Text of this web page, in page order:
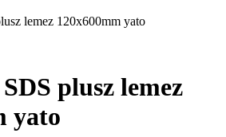
lemez 120x600mm yato
plusz lemez
yato